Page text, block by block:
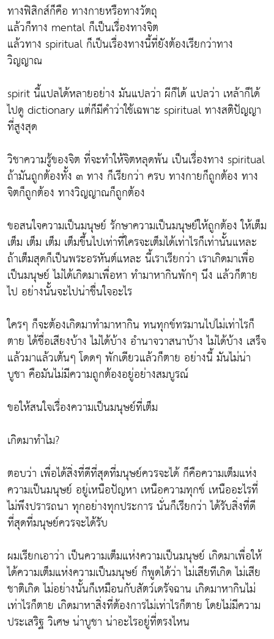
ทางฟิสิกส์ก็คือ ทางกายหรือทางวัตถุ
แล้วก็ทาง mental ก็เป็นเรื่องทางจิต
แล้วทาง spiritual ก็เป็นเรื่องทางนี้ที่ยังต้องเรียกว่าทาง
วิญญาณ
spirit นี้แปลได้หลายอย่าง มันแปลว่า ผีก็ได้ แปลว่า เหล้าก็ได้
ไปดู dictionary แต่ก็มีคำว่าใช้เฉพาะ spiritual ทางสติปัญญา
ที่สูงสุด
วิชาความรู้ของจิต ที่จะทำให้จิตหลุดพ้น เป็นเรื่องทาง spiritual
ถ้ามันถูกต้องทั้ง ๓ ทาง ก็เรียกว่า ครบ ทางกายก็ถูกต้อง ทาง
จิตก็ถูกต้อง ทางวิญญาณก็ถูกต้อง
ขอสนใจความเป็นมนุษย์ รักษาความเป็นมนุษย์ให้ถูกต้อง ให้เต็ม
เต็ม เต็ม เต็ม เต็มขึ้นไปเท่าที่ใครจะเต็มได้เท่าไรก็เท่านั้นแหละ
ถ้าเต็มสุดก็เป็นพระอรหันต์แหละ นี้เราเรียกว่า เราเกิดมาเพื่อ
เป็นมนุษย์ ไม่ได้เกิดมาเพื่อหา ทำมาหากินพักๆ นึง แล้วก็ตาย
ไป อย่างนั้นจะไปน่าชื่นใจอะไร
ใครๆ ก็จะต้องเกิดมาทำมาหากิน ทนทุกข์ทรมานไปไม่เท่าไรก็
ตาย ได้ชื่อเสียงบ้าง ไม่ได้บ้าง อำนาจวาสนาบ้าง ไม่ได้บ้าง เสร็จ
แล้วมาแล้วเต้นๆ โดดๆ พักเดียวแล้วก็ตาย อย่างนี้ มันไม่น่า
บูชา คือมันไม่มีความถูกต้องอยู่อย่างสมบูรณ์
ขอให้สนใจเรื่องความเป็นมนุษย์ที่เต็ม
เกิดมาทำไม?
ตอบว่า เพื่อได้สิ่งที่ดีที่สุดที่มนุษย์ควรจะได้ ก็คือความเต็มแห่ง
ความเป็นมนุษย์ อยู่เหนือปัญหา เหนือความทุกข์ เหนืออะไรที่
ไม่พึงปรารถนา ทุกอย่างทุกประการ นั่นก็เรียกว่า ได้รับสิ่งที่ดี
ที่สุดที่มนุษย์ควรจะได้รับ
ผมเรียกเอาว่า เป็นความเต็มแห่งความเป็นมนุษย์ เกิดมาเพื่อให้
ได้ความเต็มแห่งความเป็นมนุษย์ ก็พูดได้ว่า ไม่เสียทีเกิด ไม่เสีย
ชาติเกิด ไม่อย่างนั้นก็เหมือนกับสัตว์เดรัจฉาน เกิดมาหากินไม่
เท่าไรก็ตาย เกิดมาหาสิ่งที่ต้องการไม่เท่าไรก็ตาย โดยไม่มีความ
ประเสริฐ วิเศษ น่าบูชา น่าอะไรอยู่ที่ตรงไหน